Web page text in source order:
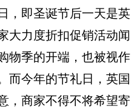
即圣诞节后一天是英
大力度折扣促销活动闻
物季的开端，也被视作
而今年的节礼日，英国
，商家不得不将希望寄